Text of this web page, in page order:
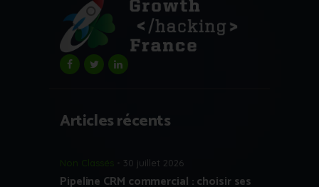
Articles récents
Non Classés 30 juillet 2026
Pipeline CRM commercial : choisir ses